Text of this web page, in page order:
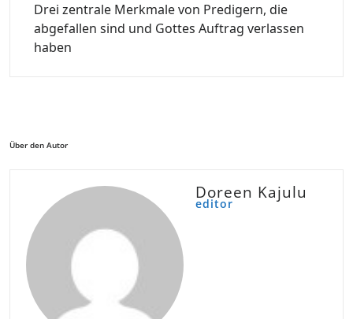
Drei zentrale Merkmale von Predigern, die
abgefallen sind und Gottes Auftrag verlassen
haben
Über den Autor
Doreen Kajulu
editor